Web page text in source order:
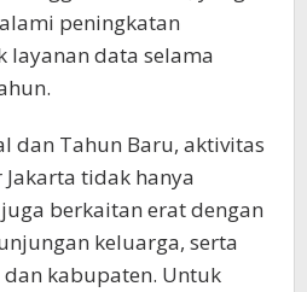
peningkatan
data selama
dan Tahun Baru, aktivitas
tidak hanya
berkaitan erat dengan
keluarga, serta
kabupaten. Untuk